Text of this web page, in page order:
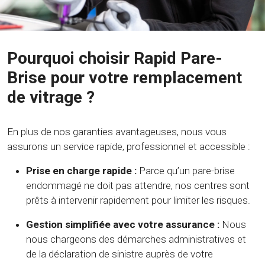
Pourquoi choisir Rapid Pare-
Brise pour votre remplacement
de vitrage ?
En plus de nos garanties avantageuses, nous vous
assurons un service rapide, professionnel et accessible :
Prise en charge rapide : Parce qu’un pare-brise
endommagé ne doit pas attendre, nos centres sont
prêts à intervenir rapidement pour limiter les risques.
Gestion simplifiée avec votre assurance : Nous
nous chargeons des démarches administratives et
de la déclaration de sinistre auprès de votre